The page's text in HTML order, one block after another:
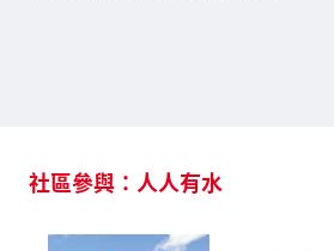
社區參與：人人有水